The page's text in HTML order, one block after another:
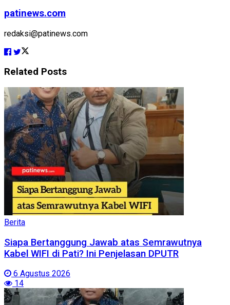
patinews.com
redaksi@patinews.com
Related Posts
Berita
Siapa Bertanggung Jawab atas Semrawutnya
Kabel WIFI di Pati? Ini Penjelasan DPUTR
6 Agustus 2026
14